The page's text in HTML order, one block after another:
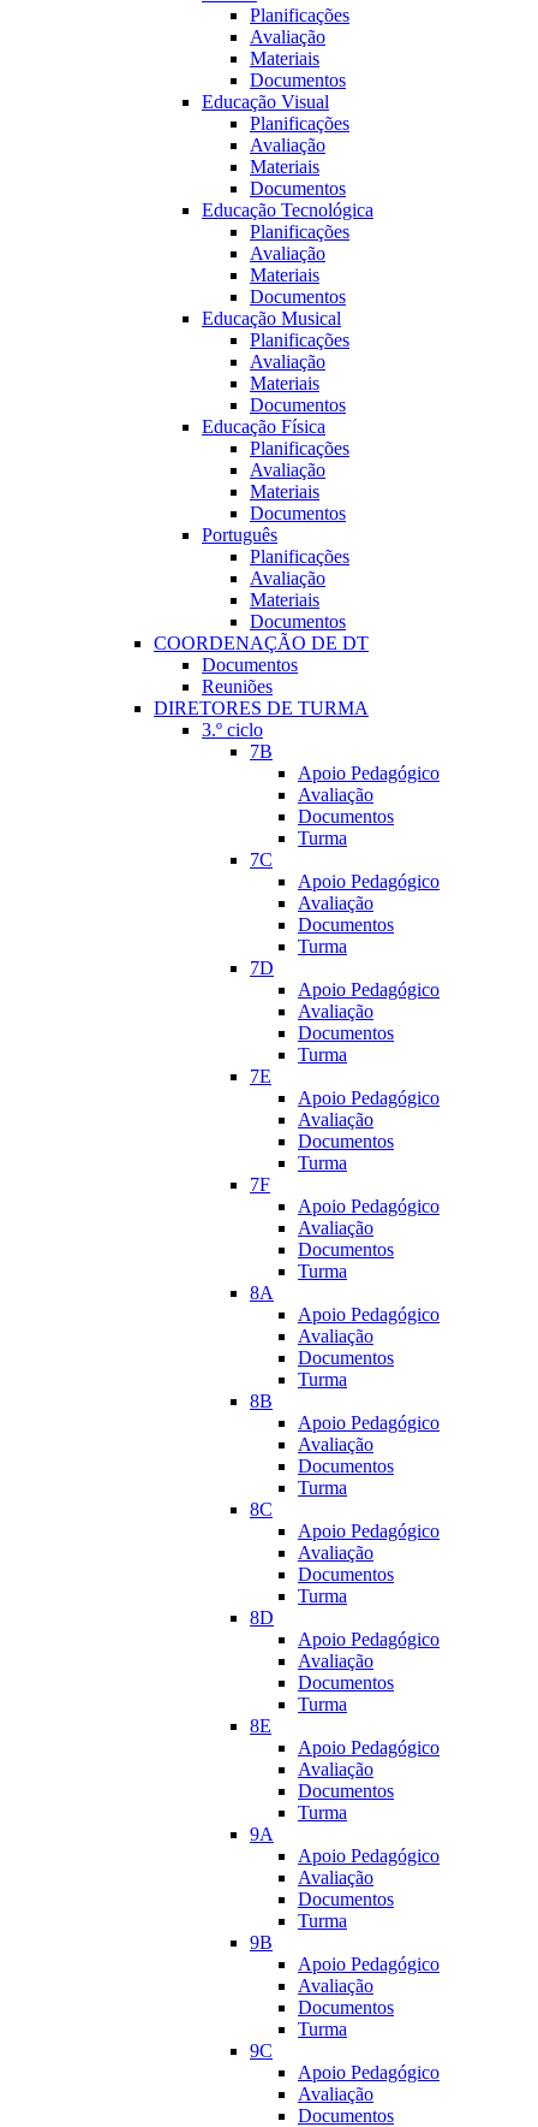
Planificações
Avaliação
Materiais
Documentos
Educação Visual
Planificações
Avaliação
Materiais
Documentos
Educação Tecnológica
Planificações
Avaliação
Materiais
Documentos
Educação Musical
Planificações
Avaliação
Materiais
Documentos
Educação Fí­sica
Planificações
Avaliação
Materiais
Documentos
Português
Planificações
Avaliação
Materiais
Documentos
COORDENAÇÃO DE DT
Documentos
Reuniões
DIRETORES DE TURMA
3.º ciclo
7B
Apoio Pedagógico
Avaliação
Documentos
Turma
7C
Apoio Pedagógico
Avaliação
Documentos
Turma
7D
Apoio Pedagógico
Avaliação
Documentos
Turma
7E
Apoio Pedagógico
Avaliação
Documentos
Turma
7F
Apoio Pedagógico
Avaliação
Documentos
Turma
8A
Apoio Pedagógico
Avaliação
Documentos
Turma
8B
Apoio Pedagógico
Avaliação
Documentos
Turma
8C
Apoio Pedagógico
Avaliação
Documentos
Turma
8D
Apoio Pedagógico
Avaliação
Documentos
Turma
8E
Apoio Pedagógico
Avaliação
Documentos
Turma
9A
Apoio Pedagógico
Avaliação
Documentos
Turma
9B
Apoio Pedagógico
Avaliação
Documentos
Turma
9C
Apoio Pedagógico
Avaliação
Documentos